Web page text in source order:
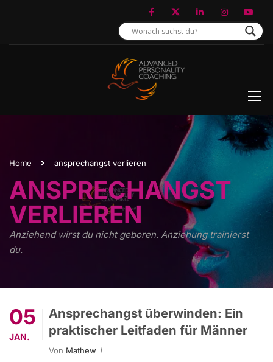
Home ansprechangst verlieren
ANSPRECHANGST
VERLIEREN
Anziehend wirst du nicht geboren. Anziehung trainierst
du.
05
JAN.
Ansprechangst überwinden: Ein
praktischer Leitfaden für Männer
Von Mathew